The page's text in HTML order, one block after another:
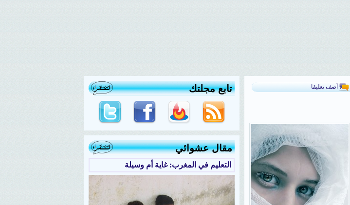
أضف تعليقا تابع مجلتك
مقال عشوائي
التعليم في المغرب: غاية أم وسيلة